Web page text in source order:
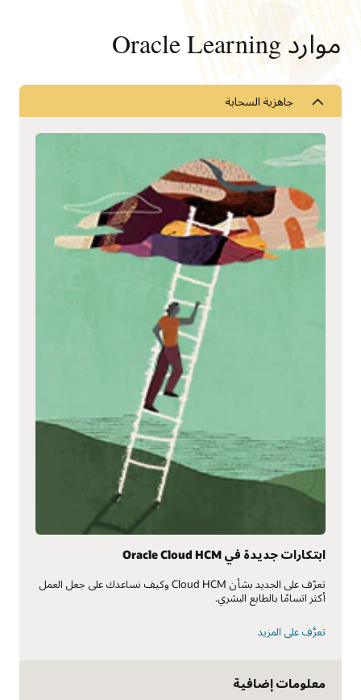
موارد Oracle Learning
‏‫جاهزية السحابة
ابتكارات جديدة في Oracle Cloud HCM
تعرّف على الجديد بشأن Cloud HCM وكيف نساعدك على جعل العمل
أكثر اتسامًا بالطابع البشري.
تعرَّف على المزيد
معلومات إضافية